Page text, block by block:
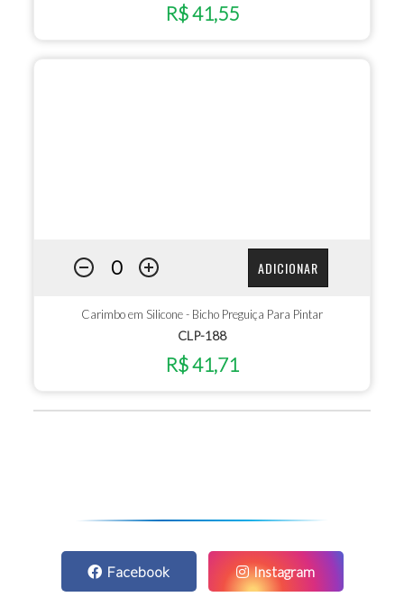
R$ 41,55
ADICIONAR
Carimbo em Silicone - Bicho Preguiça Para Pintar
CLP-188
R$ 41,71
Facebook Instagram